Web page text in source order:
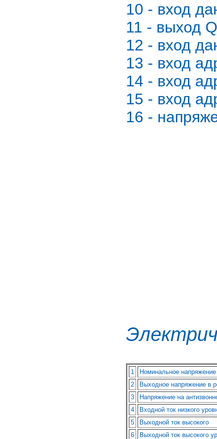
10 - вход
11 - выход
12 - вход
13 - вход
14 - вход
15 - вход
16 -
1
Номинальное напряжение
2
Выходное напряжение в
3
Напряжение на
4
Входной ток низкого
5
Выходной ток высокого
6
Выходной ток высокого